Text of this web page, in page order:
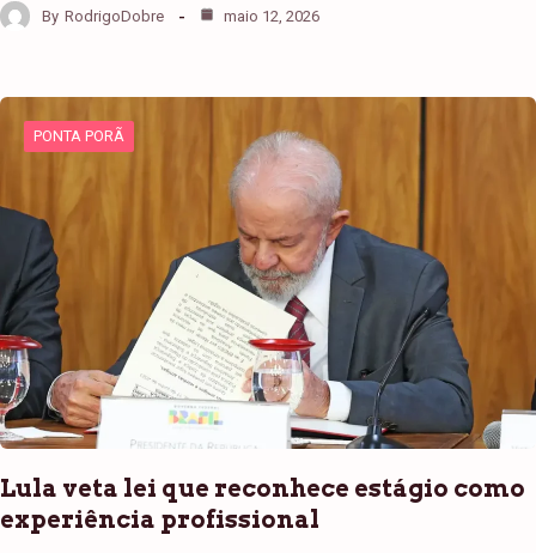
By RodrigoDobre maio 12, 2026
PONTA PORÃ
Lula veta lei que reconhece estágio como
experiência profissional